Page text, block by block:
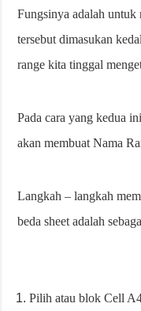
Fungsinya adalah untuk
tersebut dimasukan
range kita tinggal
Pada cara yang kedua
akan membuat Nama
Langkah – langkah
beda sheet adalah
Pilih atau blok Cell